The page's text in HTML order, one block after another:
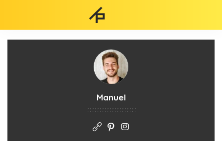
Manuel